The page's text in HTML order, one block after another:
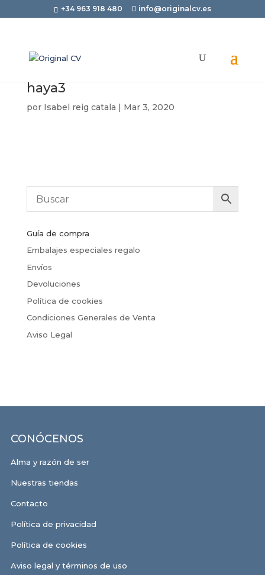
+34 963 918 480 info@originalcv.es
haya3
por Isabel reig catala | Mar 3, 2020
Guía de compra
Embalajes especiales regalo
Envíos
Devoluciones
Política de cookies
Condiciones Generales de Venta
Aviso Legal
CONÓCENOS
Alma y razón de ser
Nuestras tiendas
Contacto
Política de privacidad
Política de cookies
Aviso legal y términos de uso